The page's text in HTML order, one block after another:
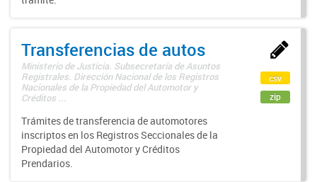
Transferencias de autos
Ministerio de Justicia. Subsecretaría de Asuntos
Registrales. Dirección Nacional de los Registros
Nacionales de la Propiedad del Automotor y
Créditos ...
Trámites de transferencia de automotores
inscriptos en los Registros Seccionales de la
Propiedad del Automotor y Créditos
Prendarios.
csv
zip